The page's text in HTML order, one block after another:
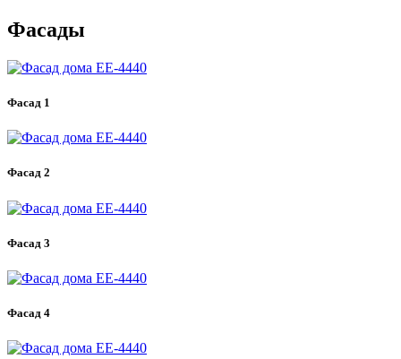
Фасады
Фасад 1
Фасад 2
Фасад 3
Фасад 4